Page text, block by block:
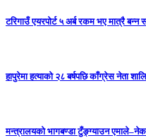
टरिगाउँ एयरपोर्ट ५ अर्ब रकम भए मात्रै
हापुरेमा हत्याको २८ बर्षपछि काँग्रेस नेता
मन्त्रालयको भागबण्डा टुँङ्ग्याउन